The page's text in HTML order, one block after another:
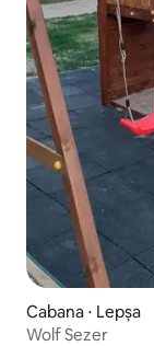
Cabana ⋅ Lepșa
Wolf Sezer